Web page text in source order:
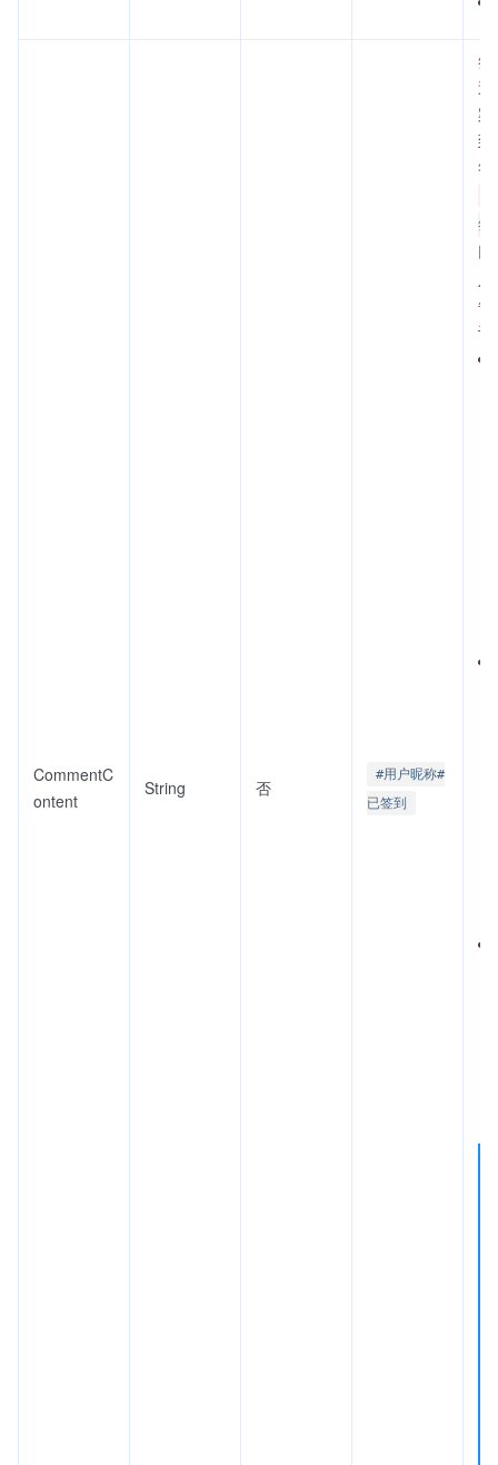
CommentC
ontent
String 否
#用户昵称#
已签到
签
送
案
到
符
签
每
许